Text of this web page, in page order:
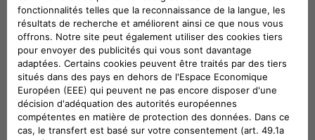
convertisseur courant continu-
courant continu (CC-CD).
Le logiciel est un autre point clé de
l'innovation grâce à la nouvelle
plateforme logicielle d'agrégation qui
émule et contrôle les flottes comme
une "ressource de stockage d'énergie"
centralisée avec une interface unique
avec le réseau.